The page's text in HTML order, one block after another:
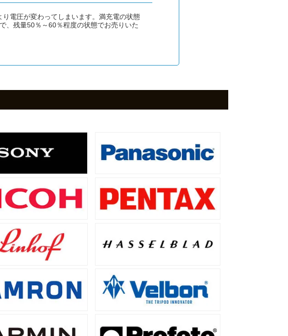
電圧が変わってしまいます。満充電の状態
、残量50％～60％程度の状態でお売りいた